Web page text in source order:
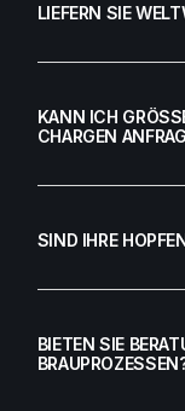
LIEFERN SIE
KANN ICH
HARGEN
SIND IHRE
BIETEN SIE